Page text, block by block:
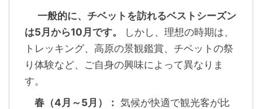
一般的に、チベットを訪れるベストシーズン
は5月から10月です。
しかし、理想の時期は、
トレッキング、高原の景観鑑賞、チベットの祭
り体験など、ご自身の興味によって異なりま
す。
春（4月～5月）： 気候が快適で観光客が比